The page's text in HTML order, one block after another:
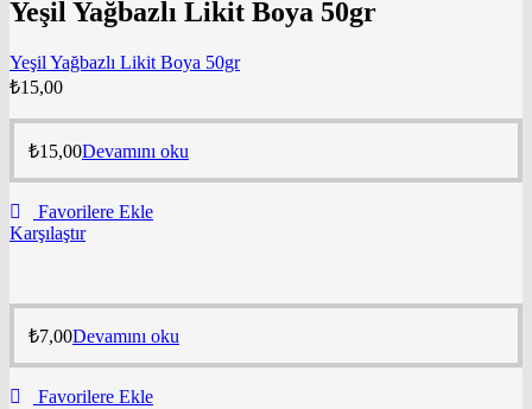
Yeşil Yağbazlı Likit Boya 50gr
Yeşil Yağbazlı Likit Boya 50gr
₺15,00
₺15,00Devamını oku
Favorilere Ekle
Karşılaştır
₺7,00Devamını oku
Favorilere Ekle